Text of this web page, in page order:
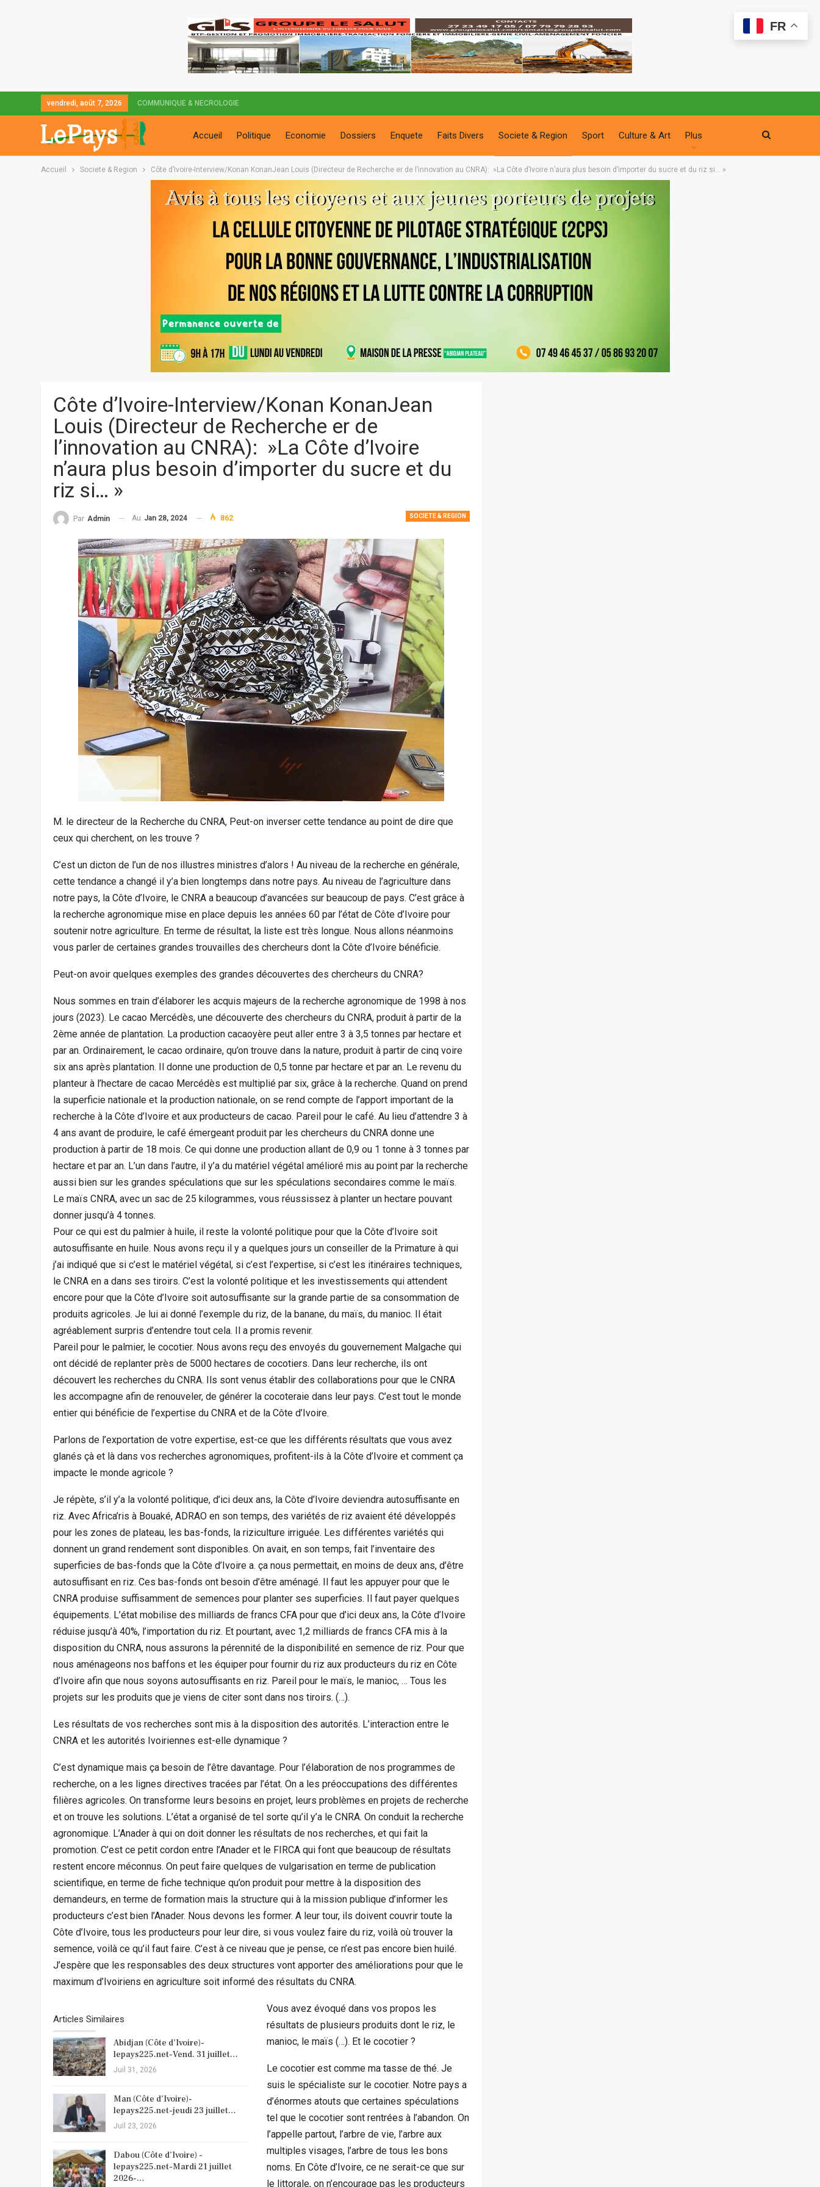
vendredi, août 7, 2026 COMMUNIQUE & NECROLOGIE
Accueil Politique Economie Dossiers Enquete Faits Divers Societe & Region Sport Culture & Art Plus
Accueil Societe & Region Côte d’Ivoire-Interview/Konan KonanJean Louis (Directeur de Recherche er de l’innovation au CNRA): »La Côte d’Ivoire n’aura plus besoin d’importer du sucre et du riz si… »
Côte d’Ivoire-Interview/Konan KonanJean
Louis (Directeur de Recherche er de
l’innovation au CNRA): »La Côte d’Ivoire
n’aura plus besoin d’importer du sucre et du
riz si… »
SOCIETE & REGION
Par Admin Au Jan 28, 2024 862
M. le directeur de la Recherche du CNRA, Peut-on inverser cette tendance au point de dire que
ceux qui cherchent, on les trouve ?
C’est un dicton de l’un de nos illustres ministres d’alors ! Au niveau de la recherche en générale,
cette tendance a changé il y’a bien longtemps dans notre pays. Au niveau de l’agriculture dans
notre pays, la Côte d’Ivoire, le CNRA a beaucoup d’avancées sur beaucoup de pays. C’est grâce à
la recherche agronomique mise en place depuis les années 60 par l’état de Côte d’Ivoire pour
soutenir notre agriculture. En terme de résultat, la liste est très longue. Nous allons néanmoins
vous parler de certaines grandes trouvailles des chercheurs dont la Côte d’Ivoire bénéficie.
Peut-on avoir quelques exemples des grandes découvertes des chercheurs du CNRA?
Nous sommes en train d’élaborer les acquis majeurs de la recherche agronomique de 1998 à nos
jours (2023). Le cacao Mercédès, une découverte des chercheurs du CNRA, produit à partir de la
2ème année de plantation. La production cacaoyère peut aller entre 3 à 3,5 tonnes par hectare et
par an. Ordinairement, le cacao ordinaire, qu’on trouve dans la nature, produit à partir de cinq voire
six ans après plantation. Il donne une production de 0,5 tonne par hectare et par an. Le revenu du
planteur à l’hectare de cacao Mercédès est multiplié par six, grâce à la recherche. Quand on prend
la superficie nationale et la production nationale, on se rend compte de l’apport important de la
recherche à la Côte d’Ivoire et aux producteurs de cacao. Pareil pour le café. Au lieu d’attendre 3 à
4 ans avant de produire, le café émergeant produit par les chercheurs du CNRA donne une
production à partir de 18 mois. Ce qui donne une production allant de 0,9 ou 1 tonne à 3 tonnes par
hectare et par an. L’un dans l’autre, il y’a du matériel végétal amélioré mis au point par la recherche
aussi bien sur les grandes spéculations que sur les spéculations secondaires comme le maïs.
Le maïs CNRA, avec un sac de 25 kilogrammes, vous réussissez à planter un hectare pouvant
donner jusqu’à 4 tonnes.
Pour ce qui est du palmier à huile, il reste la volonté politique pour que la Côte d’Ivoire soit
autosuffisante en huile. Nous avons reçu il y a quelques jours un conseiller de la Primature à qui
j’ai indiqué que si c’est le matériel végétal, si c’est l’expertise, si c’est les itinéraires techniques,
le CNRA en a dans ses tiroirs. C’est la volonté politique et les investissements qui attendent
encore pour que la Côte d’Ivoire soit autosuffisante sur la grande partie de sa consommation de
produits agricoles. Je lui ai donné l’exemple du riz, de la banane, du maïs, du manioc. Il était
agréablement surpris d’entendre tout cela. Il a promis revenir.
Pareil pour le palmier, le cocotier. Nous avons reçu des envoyés du gouvernement Malgache qui
ont décidé de replanter près de 5000 hectares de cocotiers. Dans leur recherche, ils ont
découvert les recherches du CNRA. Ils sont venus établir des collaborations pour que le CNRA
les accompagne afin de renouveler, de générer la cocoteraie dans leur pays. C’est tout le monde
entier qui bénéficie de l’expertise du CNRA et de la Côte d’Ivoire.
Parlons de l’exportation de votre expertise, est-ce que les différents résultats que vous avez
glanés çà et là dans vos recherches agronomiques, profitent-ils à la Côte d’Ivoire et comment ça
impacte le monde agricole ?
Je répète, s’il y’a la volonté politique, d’ici deux ans, la Côte d’Ivoire deviendra autosuffisante en
riz. Avec Africa’ris à Bouaké, ADRAO en son temps, des variétés de riz avaient été développés
pour les zones de plateau, les bas-fonds, la riziculture irriguée. Les différentes variétés qui
donnent un grand rendement sont disponibles. On avait, en son temps, fait l’inventaire des
superficies de bas-fonds que la Côte d’Ivoire a. ça nous permettait, en moins de deux ans, d’être
autosuffisant en riz. Ces bas-fonds ont besoin d’être aménagé. Il faut les appuyer pour que le
CNRA produise suffisamment de semences pour planter ses superficies. Il faut payer quelques
équipements. L’état mobilise des milliards de francs CFA pour que d’ici deux ans, la Côte d’Ivoire
réduise jusqu’à 40%, l’importation du riz. Et pourtant, avec 1,2 milliards de francs CFA mis à la
disposition du CNRA, nous assurons la pérennité de la disponibilité en semence de riz. Pour que
nous aménageons nos baffons et les équiper pour fournir du riz aux producteurs du riz en Côte
d’Ivoire afin que nous soyons autosuffisants en riz. Pareil pour le maïs, le manioc, … Tous les
projets sur les produits que je viens de citer sont dans nos tiroirs. (…).
Les résultats de vos recherches sont mis à la disposition des autorités. L’interaction entre le
CNRA et les autorités Ivoiriennes est-elle dynamique ?
C’est dynamique mais ça besoin de l’être davantage. Pour l’élaboration de nos programmes de
recherche, on a les lignes directives tracées par l’état. On a les préoccupations des différentes
filières agricoles. On transforme leurs besoins en projet, leurs problèmes en projets de recherche
et on trouve les solutions. L’état a organisé de tel sorte qu’il y’a le CNRA. On conduit la recherche
agronomique. L’Anader à qui on doit donner les résultats de nos recherches, et qui fait la
promotion. C’est ce petit cordon entre l’Anader et le FIRCA qui font que beaucoup de résultats
restent encore méconnus. On peut faire quelques de vulgarisation en terme de publication
scientifique, en terme de fiche technique qu’on produit pour mettre à la disposition des
demandeurs, en terme de formation mais la structure qui à la mission publique d’informer les
producteurs c’est bien l’Anader. Nous devons les former. A leur tour, ils doivent couvrir toute la
Côte d’Ivoire, tous les producteurs pour leur dire, si vous voulez faire du riz, voilà où trouver la
semence, voilà ce qu’il faut faire. C’est à ce niveau que je pense, ce n’est pas encore bien huilé.
J’espère que les responsables des deux structures vont apporter des améliorations pour que le
maximum d’Ivoiriens en agriculture soit informé des résultats du CNRA.
Articles Similaires
Abidjan (Côte d’Ivoire)-
lepays225.net-Vend. 31 juillet…
Juil 31, 2026
Man (Côte d’Ivoire)-
lepays225.net-jeudi 23 juillet…
Juil 23, 2026
Dabou (Côte d’Ivoire) -
lepays225.net-Mardi 21 juillet
2026-…
Vous avez évoqué dans vos propos les
résultats de plusieurs produits dont le riz, le
manioc, le maïs (…). Et le cocotier ?
Le cocotier est comme ma tasse de thé. Je
suis le spécialiste sur le cocotier. Notre pays a
d’énormes atouts que certaines spéculations
tel que le cocotier sont rentrées à l’abandon. On
l’appelle partout, l’arbre de vie, l’arbre aux
multiples visages, l’arbre de tous les bons
noms. En Côte d’Ivoire, ce ne serait-ce que sur
le littorale, on n’encourage pas les producteurs
FR